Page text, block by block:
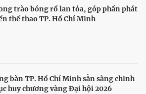
trào bóng rổ lan tỏa, góp phần phát
thể thao TP. Hồ Chí Minh
bàn TP. Hồ Chí Minh sẵn sàng chinh
huy chương vàng Đại hội 2026